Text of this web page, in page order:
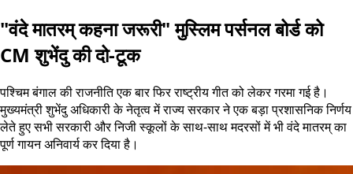
"वंदे मातरम् कहना जरूरी" मुस्लिम पर्सनल बोर्ड को
CM शुभेंदु की दो-टूक
पश्चिम बंगाल की राजनीति एक बार फिर राष्ट्रीय गीत को लेकर गरमा गई है।
मुख्यमंत्री शुभेंदु अधिकारी के नेतृत्व में राज्य सरकार ने एक बड़ा प्रशासनिक निर्णय
लेते हुए सभी सरकारी और निजी स्कूलों के साथ-साथ मदरसों में भी वंदे मातरम् का
पूर्ण गायन अनिवार्य कर दिया है।